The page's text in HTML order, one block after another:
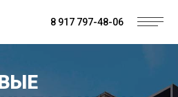
8 917 797-48-06